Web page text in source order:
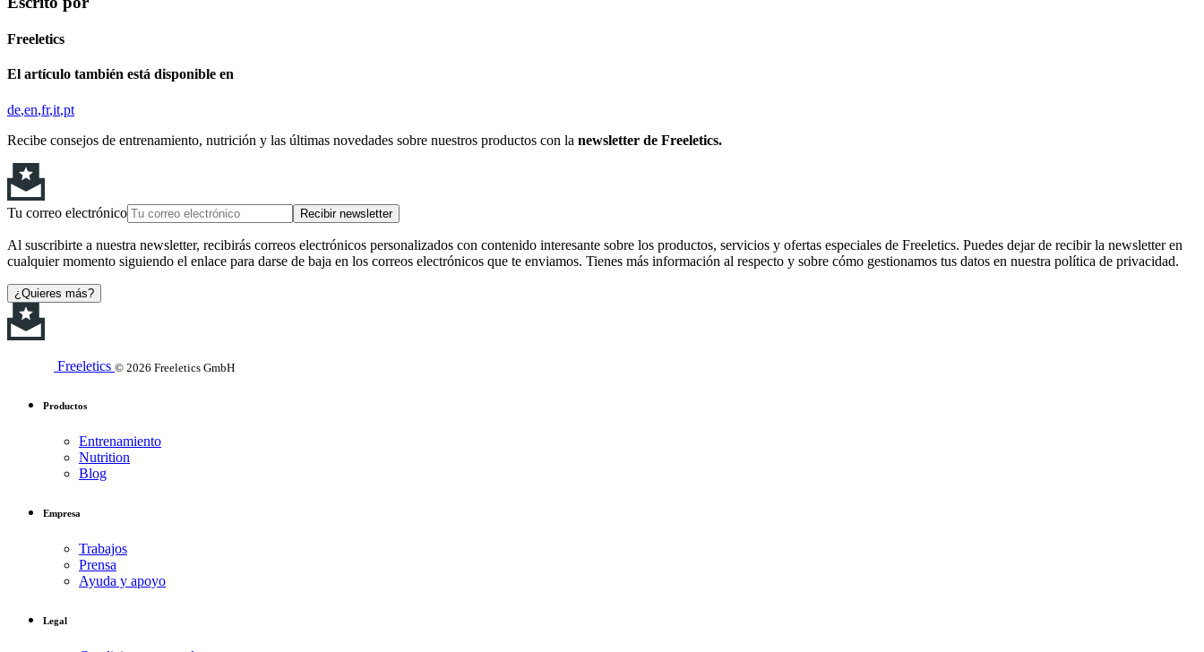
Freeletics
El artículo también está disponible en
de en fr it pt
Recibe consejos de entrenamiento, nutrición y las últimas novedades sobre nuestros productos con la newsletter de Freeletics.
Tu correo electrónico Recibir newsletter
Al suscribirte a nuestra newsletter, recibirás correos electrónicos personalizados con contenido interesante sobre los productos, servicios y ofertas especiales de Freeletics. Puedes dejar de recibir la newsletter en
cualquier momento siguiendo el enlace para darse de baja en los correos electrónicos que te enviamos. Tienes más información al respecto y sobre cómo gestionamos tus datos en nuestra política de privacidad.
¿Quieres más?
Freeletics © 2026 Freeletics GmbH
Productos
Entrenamiento
Nutrition
Blog
Empresa
Trabajos
Prensa
Ayuda y apoyo
Legal